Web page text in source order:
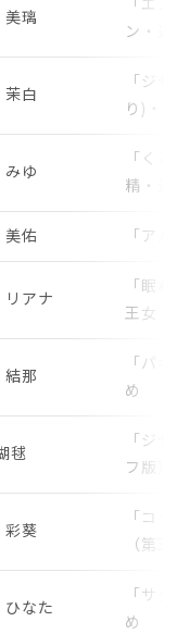
璃
「エ
ン・遅
白
「ジ
り)・
ゆ
「く
精・遅
佑 「ア
アナ
「眠
王女・
那
「パ
め
毬
「ジ
フ版
葵
「コ
（第3
なた
「サ
め